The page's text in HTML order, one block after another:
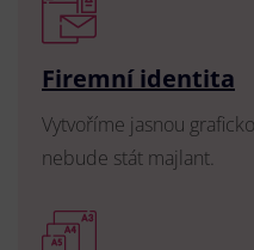
Firemní identita
Vytvoříme jasnou
nebude stát majlant.